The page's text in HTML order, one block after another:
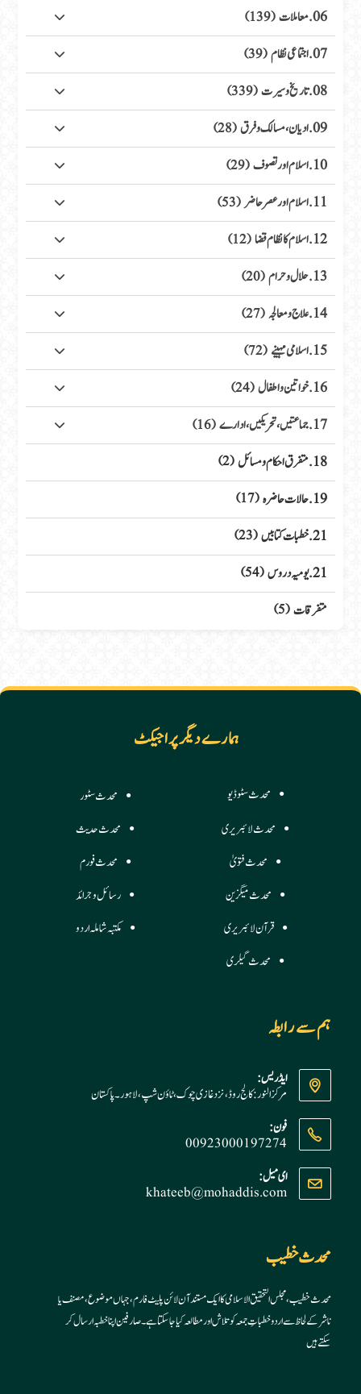
06. معاملات (139)
07. اجتماعی نظام (39)
08. تاریخ وسیرت (339)
09. ادیان، مسالک وفرق (28)
10. اسلام اور تصوف (29)
11. اسلام اور عصر حاضر (53)
12. اسلام کا نظام قضا (12)
13. حلال وحرام (20)
14. علاج ومعالجہ (27)
15. اسلامی مہینے (72)
16. خواتین واطفال (24)
17. جماعتیں، تحریکیں، ادارے (16)
18. متفرق احکام ومسائل (2)
19. حالات حاضرہ (17)
21. خطبات کتابیں (23)
21. یومیہ دروس (54)
متفرقات (5)
ہمارے دیگر پراجیکٹ
محدث سٹوڈیو
محدث سٹور
محدث لائبریری
محدث حدیث
محدث فتویٰ
محدث فورم
محدث میگزین
رسائل وجرائد
قرآن لائبریری
مکتبہ شاملہ اردو
محدث گیلری
ہم سے رابطہ
ایڈریس:
مرکز النور: کالج روڈ، نزد غازی چوک، ٹاؤن شپ، لاہور ۔ پاکستان
فون:
00923000197274
in
application
ای میل:
khateeb@mohaddis.com
Opens
محدث خطیب
محدث خطیب، مجلس التحقیق الاسلامی کا ایک مستند آن لائن پلیٹ فارم، جہاں موضوع، مصنف یا
ناشر کے لحاظ سے اردو خطباتِ جمعہ کو تلاش اور مطالعہ کیا جا سکتا ہے۔ صارفین اپنا خطبہ ارسال کر
سکتے ہیں